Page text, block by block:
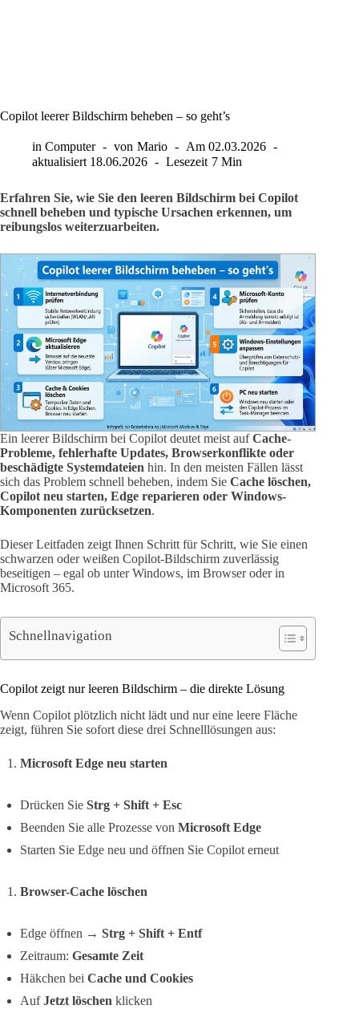
Copilot leerer Bildschirm beheben – so geht’s
in Computer von Mario Am 02.03.2026
aktualisiert 18.06.2026 Lesezeit 7 Min
Erfahren Sie, wie Sie den leeren Bildschirm bei Copilot
schnell beheben und typische Ursachen erkennen, um
reibungslos weiterzuarbeiten.
Ein leerer Bildschirm bei Copilot deutet meist aufCache-
Probleme, fehlerhafte Updates, Browserkonflikte oder
beschädigte Systemdateien hin. In den meisten Fällen lässt
sich das Problem schnell beheben, indem Sie Cache löschen,
Copilot neu starten, Edge reparieren oder Windows-
Komponenten zurücksetzen.
Dieser Leitfaden zeigt Ihnen Schritt für Schritt, wie Sie einen
schwarzen oder weißen Copilot-Bildschirm zuverlässig
beseitigen – egal ob unter Windows, im Browser oder in
Microsoft 365.
Schnellnavigation
Copilot zeigt nur leeren Bildschirm – die direkte Lösung
Wenn Copilot plötzlich nicht lädt und nur eine leere Fläche
zeigt, führen Sie sofort diese drei Schnelllösungen aus:
Microsoft Edge neu starten
Drücken Sie Strg + Shift + Esc
Beenden Sie alle Prozesse von Microsoft Edge
Starten Sie Edge neu und öffnen Sie Copilot erneut
Browser-Cache löschen
Edge öffnen → Strg + Shift + Entf
Zeitraum: Gesamte Zeit
Häkchen bei Cache und Cookies
AufJetzt löschen klicken